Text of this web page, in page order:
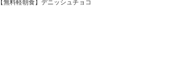
【無料軽朝食】デニッシュチョコ